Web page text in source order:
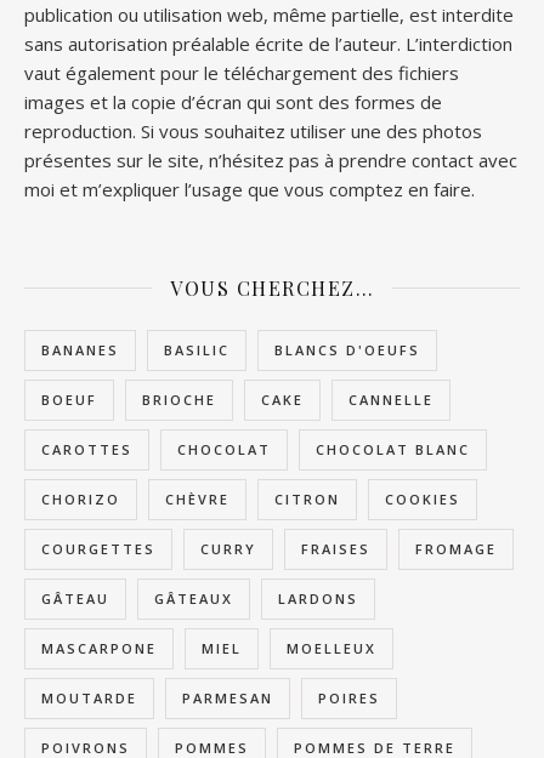
publication ou utilisation web, même partielle, est interdite
sans autorisation préalable écrite de l’auteur. L’interdiction
vaut également pour le téléchargement des fichiers
images et la copie d’écran qui sont des formes de
reproduction. Si vous souhaitez utiliser une des photos
présentes sur le site, n’hésitez pas à prendre contact avec
moi et m’expliquer l’usage que vous comptez en faire.
VOUS CHERCHEZ…
BANANES BASILIC BLANCS D'OEUFS
BOEUF BRIOCHE CAKE CANNELLE
CAROTTES CHOCOLAT CHOCOLAT BLANC
CHORIZO CHÈVRE CITRON COOKIES
COURGETTES CURRY FRAISES FROMAGE
GÂTEAU GÂTEAUX LARDONS
MASCARPONE MIEL MOELLEUX
MOUTARDE PARMESAN POIRES
POIVRONS POMMES POMMES DE TERRE